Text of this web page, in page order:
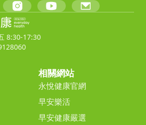
8:30-17:30
相關網站
永悅健康官網
早安樂活
早安健康嚴選